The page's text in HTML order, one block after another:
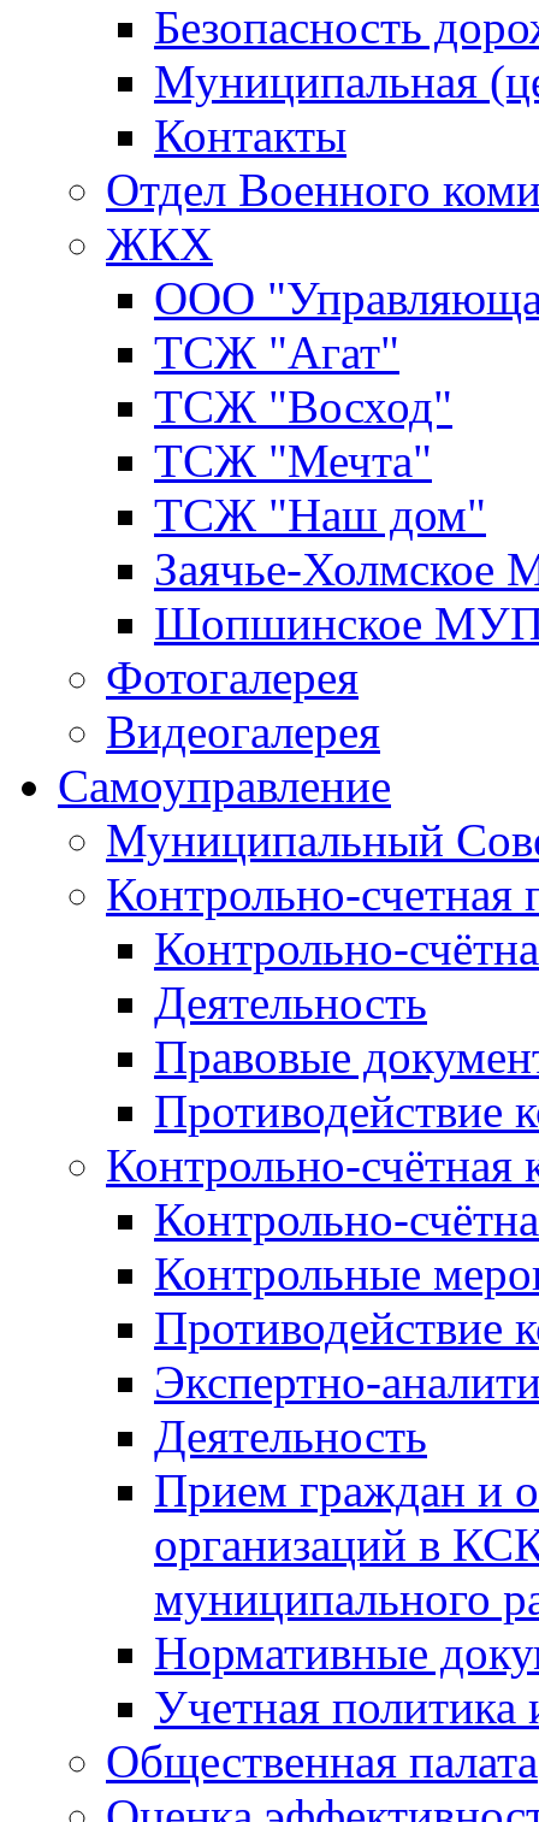
Безопасность
Муниципальная
Контакты
Отдел Военного
ЖКХ
ООО
ТСЖ "Агат"
ТСЖ "Восход"
ТСЖ "Мечта"
ТСЖ "Наш дом"
Заячье-
Шопшинское
Фотогалерея
Видеогалерея
Самоуправление
Муниципальный
Контрольно-счетная
Контрольно-
Деятельность
Правовые
Противодействие
Контрольно-счётная
Контрольно-
Контрольные
Противодействие
Экспертно-
Деятельность
Прием граждан и
организаций в
муниципального
Нормативные
Учетная политика
Общественная палата